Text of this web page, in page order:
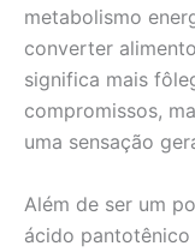
metabolismo
converter
significa mais
compromissos,
uma sensação
Além de ser um
ácido pantotênico